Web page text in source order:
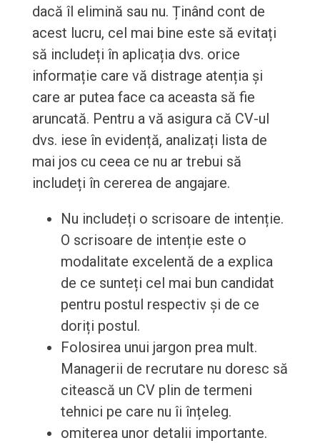
dacă îl elimină sau nu. Ținând cont de
acest lucru, cel mai bine este să evitați
să includeți în aplicația dvs. orice
informație care vă distrage atenția și
care ar putea face ca aceasta să fie
aruncată. Pentru a vă asigura că CV-ul
dvs. iese în evidență, analizați lista de
mai jos cu ceea ce nu ar trebui să
includeți în cererea de angajare.
Nu includeți o scrisoare de intenție.
O scrisoare de intenție este o
modalitate excelentă de a explica
de ce sunteți cel mai bun candidat
pentru postul respectiv și de ce
doriți postul.
Folosirea unui jargon prea mult.
Managerii de recrutare nu doresc să
citească un CV plin de termeni
tehnici pe care nu îi înțeleg.
omiterea unor detalii importante.